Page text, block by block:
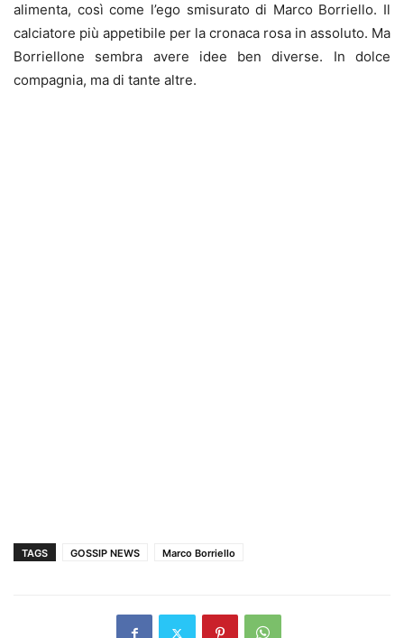
alimenta, così come l’ego smisurato di Marco Borriello. Il
calciatore più appetibile per la cronaca rosa in assoluto. Ma
Borriellone sembra avere idee ben diverse. In dolce
compagnia, ma di tante altre.
TAGS GOSSIP NEWS Marco Borriello